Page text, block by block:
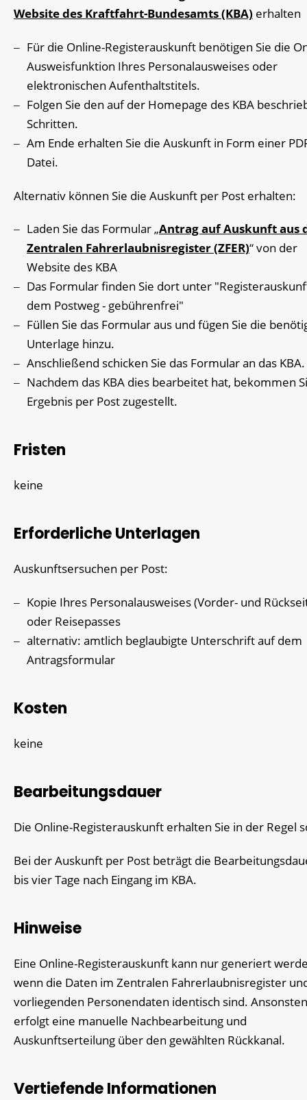
Website des Kraftfahrt-Bundesamts (KBA) erhalten
Für die Online-Registerauskunft benötigen Sie die
Ausweisfunktion Ihres Personalausweises oder
elektronischen Aufenthaltstitels.
Folgen Sie den auf der Homepage des KBA
Schritten.
Am Ende erhalten Sie die Auskunft in Form einer
Datei.
Alternativ können Sie die Auskunft per Post erhalten:
Laden Sie das Formular „Antrag auf Auskunft aus
Zentralen Fahrerlaubnisregister (ZFER)“ von der
Website des KBA
Das Formular finden Sie dort unter
dem Postweg - gebührenfrei"
Füllen Sie das Formular aus und fügen Sie die
Unterlage hinzu.
Anschließend schicken Sie das Formular an das KBA.
Nachdem das KBA dies bearbeitet hat, bekommen
Ergebnis per Post zugestellt.
Fristen
keine
Erforderliche Unterlagen
Auskunftsersuchen per Post:
Kopie Ihres Personalausweises (Vorder- und
oder Reisepasses
alternativ: amtlich beglaubigte Unterschrift auf dem
Antragsformular
Kosten
keine
Bearbeitungsdauer
Die Online-Registerauskunft erhalten Sie in der Regel
Bei der Auskunft per Post beträgt die
bis vier Tage nach Eingang im KBA.
Hinweise
Eine Online-Registerauskunft kann nur generiert
wenn die Daten im Zentralen Fahrerlaubnisregister
vorliegenden Personendaten identisch sind. Ansonsten
erfolgt eine manuelle Nachbearbeitung und
Auskunftserteilung über den gewählten Rückkanal.
Vertiefende Informationen